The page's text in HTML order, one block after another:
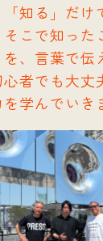
「知る」だけ
そこで知った
を、言葉で伝
者でも大丈
学んでいき